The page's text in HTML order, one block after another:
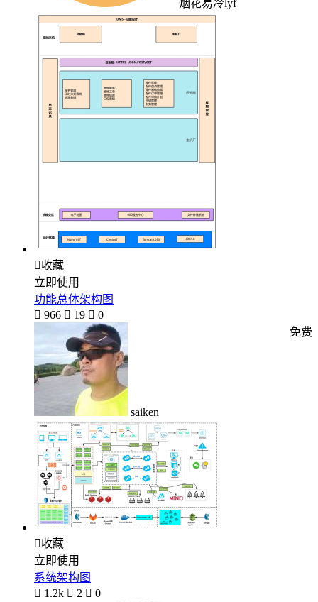
烟花易冷lyf
收藏
立即使用
功能总体架构图
 966  19  0
saiken
免费
收藏
立即使用
系统架构图
 1.2k  2  0